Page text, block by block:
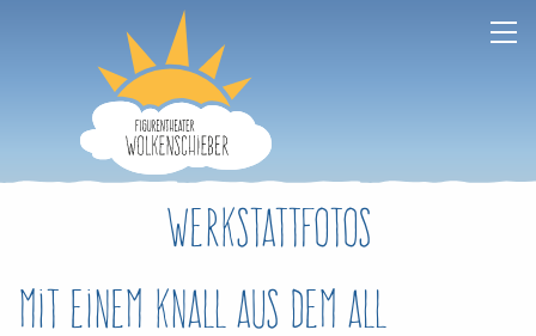
Werkstattfotos
Mit einem Knall aus dem All